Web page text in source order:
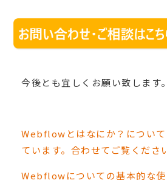
今後とも宜しくお願い致します。
Webflowとはなにか？について
ています。合わせてご覧くださ
Webflowについての基本的な